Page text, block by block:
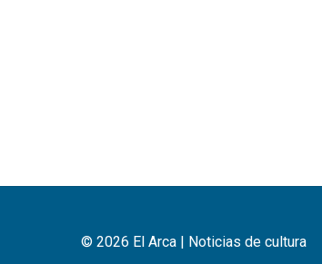
© 2026 El Arca | Noticias de cultura